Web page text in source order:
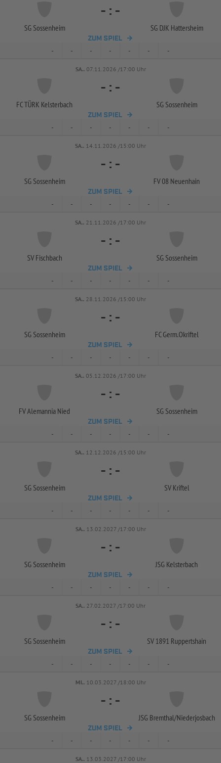
SG Sossenheim
- : -
SG DJK Hattersheim
ZUM SPIEL
- - - - - - -
SA.. 07.11.2026 /17:00 Uhr
FC TÜRK Kelsterbach
- : -
SG Sossenheim
ZUM SPIEL
- - - - - - -
SA.. 14.11.2026 /15:00 Uhr
SG Sossenheim
- : -
FV 08 Neuenhain
ZUM SPIEL
- - - - - - -
SA.. 21.11.2026 /17:00 Uhr
SV Fischbach
- : -
SG Sossenheim
ZUM SPIEL
- - - - - - -
SA.. 28.11.2026 /15:00 Uhr
SG Sossenheim
- : -
FC Germ.Okriftel
ZUM SPIEL
- - - - - - -
SA.. 05.12.2026 /17:00 Uhr
FV Alemannia Nied
- : -
SG Sossenheim
ZUM SPIEL
- - - - - - -
SA.. 12.12.2026 /15:00 Uhr
SG Sossenheim
- : -
SV Kriftel
ZUM SPIEL
- - - - - - -
SA.. 13.02.2027 /17:00 Uhr
SG Sossenheim
- : -
JSG Kelsterbach
ZUM SPIEL
- - - - - - -
SA.. 27.02.2027 /17:00 Uhr
SG Sossenheim
- : -
SV 1891 Ruppertshain
ZUM SPIEL
- - - - - - -
MI.. 10.03.2027 /18:00 Uhr
SG Sossenheim
- : -
JSG Bremthal/Niederjosbach
ZUM SPIEL
- - - - - - -
SA.. 13.03.2027 /17:00 Uhr